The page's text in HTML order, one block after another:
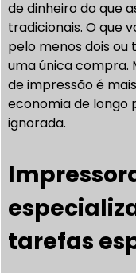
de dinheiro do que
tradicionais. O que
pelo menos dois
uma única compra.
de impressão é
economia de longo
ignorada.
tarefas